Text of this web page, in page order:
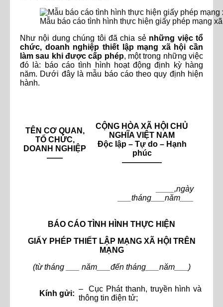
Mẫu báo cáo tình hình thực hiện giấy phép mạng
Như nội dung chúng tôi đã chia sẻ những việc tổ
chức, doanh nghiệp thiết lập mạng xã hội cần
làm sau khi được cấp phép, một trong những việc
đó là: báo cáo tình hình hoạt động định kỳ hàng
năm. Dưới đây là mẫu báo cáo theo quy định hiện
hành.
TÊN CƠ QUAN,
TỔ CHỨC,
DOANH NGHIỆP
——
CỘNG HÒA XÃ HỘI CHỦ
NGHĨA VIỆT NAM
Độc lập – Tự do – Hạnh
phúc
—————
____,ngày
___tháng___năm___
BÁO CÁO TÌNH HÌNH THỰC HIỆN
GIẤY PHÉP THIẾT LẬP MẠNG XÃ HỘI TRÊN
MẠNG
(từ tháng ___ năm___đến tháng___năm___)
Kính gửi:
– Cục Phát thanh, truyền hình và
thông tin điện tử;